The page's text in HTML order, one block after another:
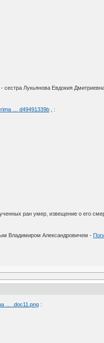
- сестра Лукьянова Евдокия
… d49491339b , :
ран умер, извещение о его
Владимиром Александровичем -
… .doc11.png :